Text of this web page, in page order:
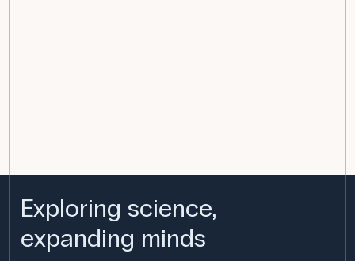
Exploring science,
expanding minds